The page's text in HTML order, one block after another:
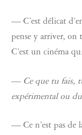
— C’est délicat
pense y arriver, on
C’est un cinéma
— Ce que tu fais,
expérimental ou
— Ce n’est pas de